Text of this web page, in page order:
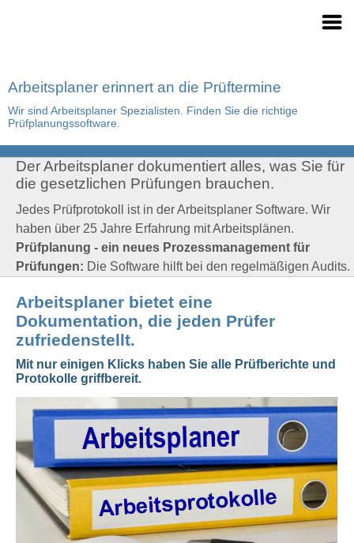
Arbeitsplaner erinnert an die Prüftermine
Wir sind Arbeitsplaner Spezialisten. Finden Sie die richtige
Prüfplanungssoftware.
Der Arbeitsplaner dokumentiert alles, was Sie für
die gesetzlichen Prüfungen brauchen.
Jedes Prüfprotokoll ist in der Arbeitsplaner Software. Wir
haben über 25 Jahre Erfahrung mit Arbeitsplänen.
Prüfplanung - ein neues Prozessmanagement für
Prüfungen: Die Software hilft bei den regelmäßigen Audits.
Arbeitsplaner bietet eine
Dokumentation, die jeden Prüfer
zufriedenstellt.
Mit nur einigen Klicks haben Sie alle Prüfberichte und
Protokolle griffbereit.